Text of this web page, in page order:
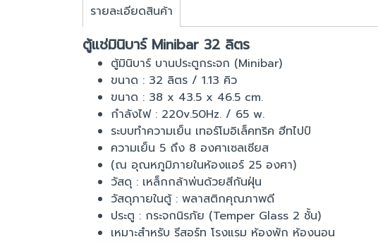
รายละเอียดสินค้า
ตู้แช่มินิบาร์ Minibar 32 ลิตร
ตู้มินิบาร์ บานประตูกระจก (Minibar)
ขนาด : 32 ลิตร / 1.13 คิว
ขนาด : 38 x 43.5 x 46.5 cm.
กำลังไฟ : 220v.50Hz. / 65 w.
ระบบทำความเย็น เทอร์โมอิเล็คทริค ฮีทไปป์
ความเย็น 5 ถึง 8 องศาเซลเซียส
(ณ อุณหภูมิภายในห้องแอร์ 25 องศา)
วัสดุ : เหล็กกล้าพ่นด้วยสีกันฝุ่น
วัสดุภายในตู้ : พลาสติกคุณภาพดี
ประตู : กระจกนิรภัย (Temper Glass 2 ชั้น)
เหมาะสำหรับ รีสอร์ท โรงแรม ห้องพัก ห้องนอน